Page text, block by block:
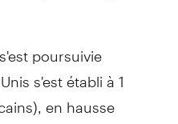
poursuivie
s'est établi à 1
en hausse